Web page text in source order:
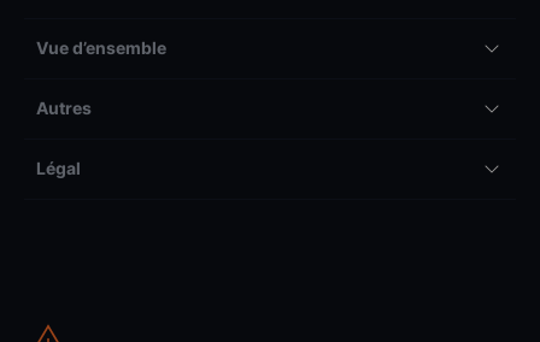
Vue d’ensemble
Autres
Légal